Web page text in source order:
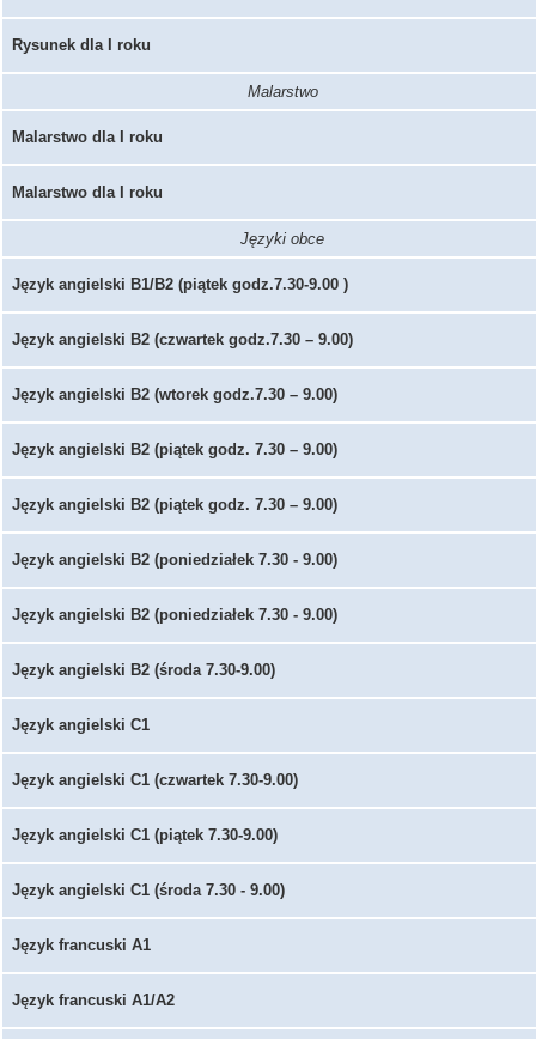
Rysunek dla I roku
Malarstwo
Malarstwo dla I roku
Malarstwo dla I roku
Języki obce
Język angielski B1/B2 (piątek godz.7.30-9.00 )
Język angielski B2 (czwartek godz.7.30 – 9.00)
Język angielski B2 (wtorek godz.7.30 – 9.00)
Język angielski B2 (piątek godz. 7.30 – 9.00)
Język angielski B2 (piątek godz. 7.30 – 9.00)
Język angielski B2 (poniedziałek 7.30 - 9.00)
Język angielski B2 (poniedziałek 7.30 - 9.00)
Język angielski B2 (środa 7.30-9.00)
Język angielski C1
Język angielski C1 (czwartek 7.30-9.00)
Język angielski C1 (piątek 7.30-9.00)
Język angielski C1 (środa 7.30 - 9.00)
Język francuski A1
Język francuski A1/A2